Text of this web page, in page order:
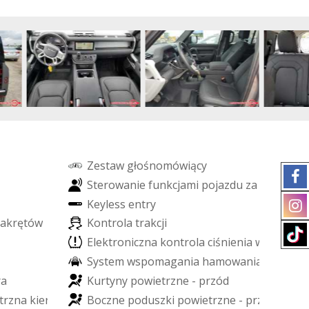
Zestaw głośnomówiący
Sterowanie funkcjami pojazdu za ocą
Keyless entry
akrętów Kontrola trakcji
Elektroniczna kontrola ciśnienia w na
System wspomagania hamowania
a Kurtyny powietrzne - przód
trzna kier cy Boczne poduszki powietrzne - prz